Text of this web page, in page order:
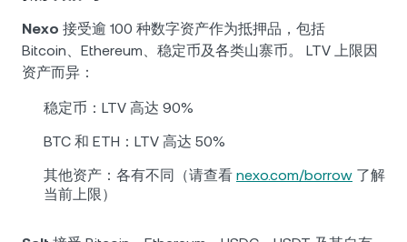
Nexo 接受逾 100 种数字资产作为抵押品，包括
Bitcoin、Ethereum、稳定币及各类山寨币。 LTV 上限因
资产而异：
稳定币：LTV 高达 90%
BTC 和 ETH：LTV 高达 50%
其他资产：各有不同（请查看 nexo.com/borrow 了解
当前上限）